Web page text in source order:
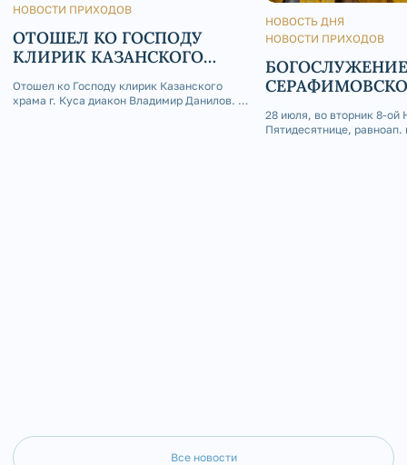
Все новости
НОВОСТИ ПРИХОДОВ
ОТОШЕЛ КО ГОСПОДУ
КЛИРИК КАЗАНСКОГО
ВЛАДИМИР ДАНИЛОВ
Отошел ко Господу клирик Казанского
храма г. Куса диакон Владимир Данилов. 29
НОВОСТЬ ДНЯ
НОВОСТИ ПРИХОДОВ
28 июля, во вторник 8-ой
Пятидесятнице, равноап.